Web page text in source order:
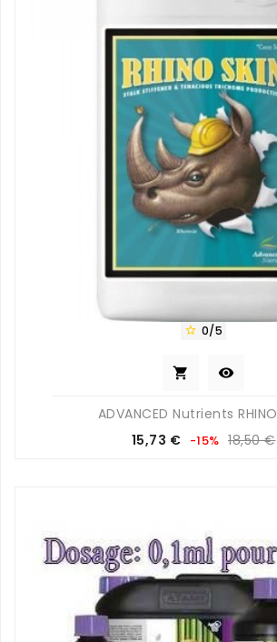
 0/5
 
ADVANCED Nutrients
Prix
15,73 € Prix
-15% 18,50 €